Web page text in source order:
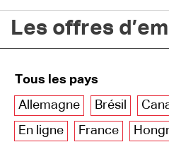
Le français en ligne
Les offres
Tous les pays
Allemagne
Brésil
En ligne
France